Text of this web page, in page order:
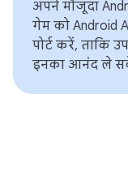
अपने मौजूदा
गेम को Android
पोर्ट करें, ताकि
इनका आनंद ले